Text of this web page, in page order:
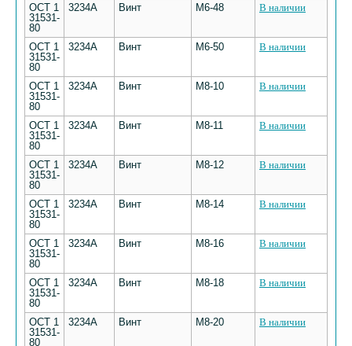
ОСТ 1
31531-
80
3234А Винт М6-48 В наличии
ОСТ 1
31531-
80
3234А Винт М6-50 В наличии
ОСТ 1
31531-
80
3234А Винт М8-10 В наличии
ОСТ 1
31531-
80
3234А Винт М8-11 В наличии
ОСТ 1
31531-
80
3234А Винт М8-12 В наличии
ОСТ 1
31531-
80
3234А Винт М8-14 В наличии
ОСТ 1
31531-
80
3234А Винт М8-16 В наличии
ОСТ 1
31531-
80
3234А Винт М8-18 В наличии
ОСТ 1
31531-
80
3234А Винт М8-20 В наличии